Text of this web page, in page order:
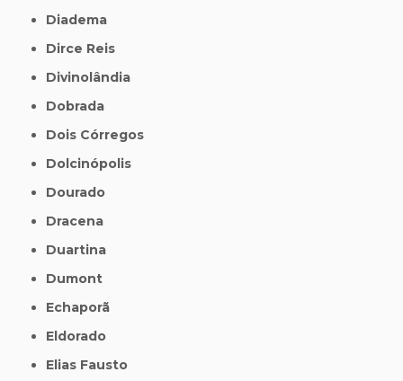
Diadema
Dirce Reis
Divinolândia
Dobrada
Dois Córregos
Dolcinópolis
Dourado
Dracena
Duartina
Dumont
Echaporã
Eldorado
Elias Fausto